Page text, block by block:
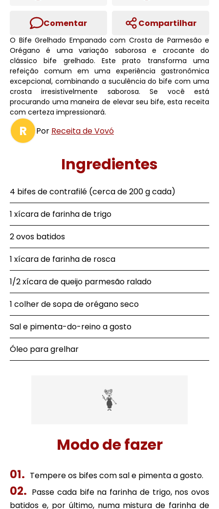
Comentar Compartilhar
O Bife Grelhado Empanado com Crosta de Parmesão e
Orégano é uma variação saborosa e crocante do
clássico bife grelhado. Este prato transforma uma
refeição comum em uma experiência gastronômica
excepcional, combinando a suculência do bife com uma
crosta irresistivelmente saborosa. Se você está
procurando uma maneira de elevar seu bife, esta receita
com certeza impressionará.
R Por Receita de Vovó
Ingredientes
4 bifes de contrafilé (cerca de 200 g cada)
1 xícara de farinha de trigo
2 ovos batidos
1 xícara de farinha de rosca
1/2 xícara de queijo parmesão ralado
1 colher de sopa de orégano seco
Sal e pimenta-do-reino a gosto
Óleo para grelhar
Modo de fazer
Tempere os bifes com sal e pimenta a gosto.
Passe cada bife na farinha de trigo, nos ovos
batidos e, por último, numa mistura de farinha de